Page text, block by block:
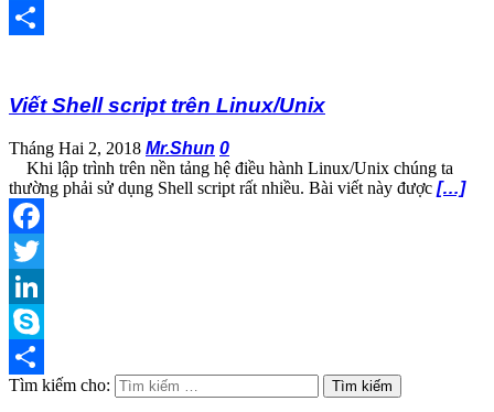
Skype
Viết Shell script trên Linux/Unix
Tháng Hai 2, 2018 Mr.Shun 0
Khi lập trình trên nền tảng hệ điều hành Linux/Unix chúng ta
thường phải sử dụng Shell script rất nhiều. Bài viết này được […]
Facebook
Twitter
LinkedIn
Skype
Share
Tìm kiếm cho: